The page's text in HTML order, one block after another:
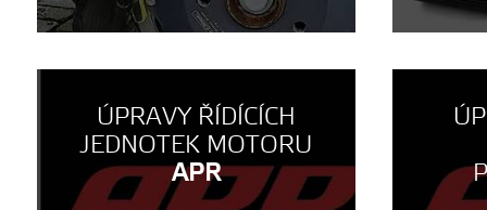
ÚPRAVY ŘÍDÍCÍCH
JEDNOTEK MOTORU
APR